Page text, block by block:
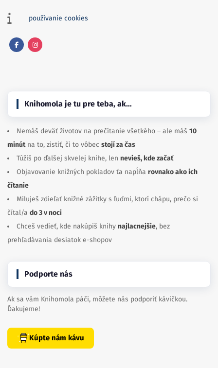
používanie cookies
Knihomola je tu pre teba, ak…
Nemáš deväť životov na prečítanie všetkého – ale máš 10
minútna to, zistiť, či to vôbec stojí za čas
Túžiš po ďalšej skvelej knihe, len nevieš, kde začať
Objavovanie knižných pokladov ťa napĺňa rovnako ako ich
čítanie
Miluješ zdieľať knižné zážitky s ľuďmi, ktorí chápu, prečo si
čítal/a do 3 v noci
Chceš vedieť, kde nakúpiš knihy najlacnejšie, bez
prehľadávania desiatok e-shopov
Podporte nás
Ak sa vám Knihomola páči, môžete nás podporiť kávičkou.
Ďakujeme!
Kúpte nám kávu